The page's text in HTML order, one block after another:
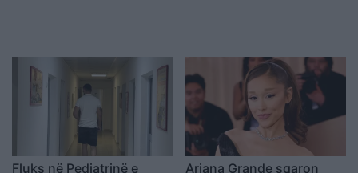
Fluks në Pediatrinë e Ariana Grande sqaron